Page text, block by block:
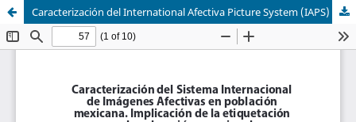
Caracterización del International Afectiva Picture System (IAPS) en población mexicana. Implicación de la etiquetación en la valoración emocional